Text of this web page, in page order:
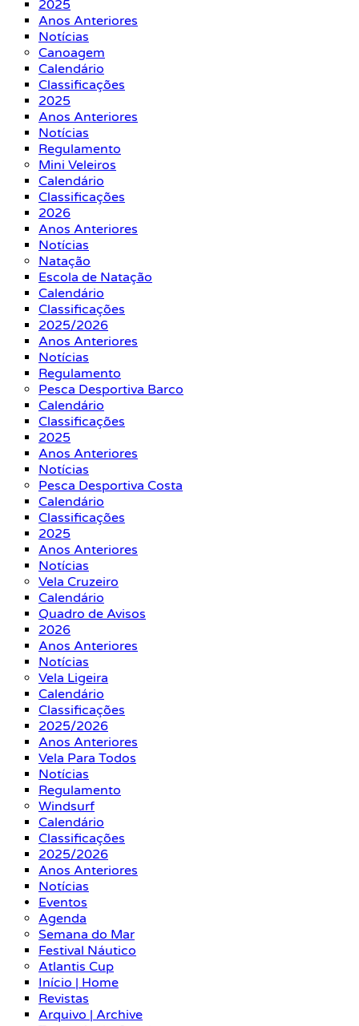
2025
Anos Anteriores
Notícias
Canoagem
Calendário
Classificações
2025
Anos Anteriores
Notícias
Regulamento
Mini Veleiros
Calendário
Classificações
2026
Anos Anteriores
Notícias
Natação
Escola de Natação
Calendário
Classificações
2025/2026
Anos Anteriores
Notícias
Regulamento
Pesca Desportiva Barco
Calendário
Classificações
2025
Anos Anteriores
Notícias
Pesca Desportiva Costa
Calendário
Classificações
2025
Anos Anteriores
Notícias
Vela Cruzeiro
Calendário
Quadro de Avisos
2026
Anos Anteriores
Notícias
Vela Ligeira
Calendário
Classificações
2025/2026
Anos Anteriores
Vela Para Todos
Notícias
Regulamento
Windsurf
Calendário
Classificações
2025/2026
Anos Anteriores
Notícias
Eventos
Agenda
Semana do Mar
Festival Náutico
Atlantis Cup
Início | Home
Revistas
Arquivo | Archive